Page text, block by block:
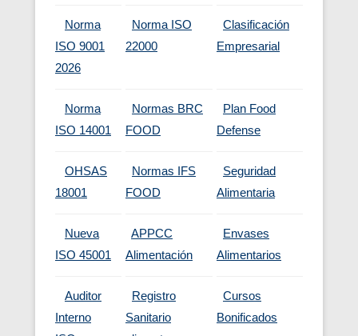
Norma
ISO 9001
2026
Norma ISO
22000
Clasificación
Empresarial
Norma
ISO 14001
Normas BRC
FOOD
Plan Food
Defense
OHSAS
18001
Normas IFS
FOOD
Seguridad
Alimentaria
Nueva
ISO 45001
APPCC
Alimentación
Envases
Alimentarios
Auditor
Interno
Registro
Sanitario
Cursos
Bonificados